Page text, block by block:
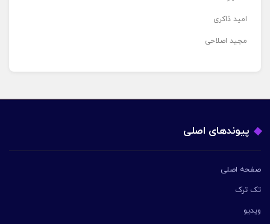
امید ذاکری
مجید اصلاحی
پیوندهای اصلی
صفحه اصلی
تک ترک
ویدیو